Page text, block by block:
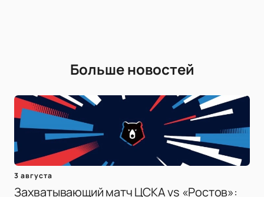
Больше новостей
3 августа
Захватывающий матч ЦСКА vs «Ростов»: